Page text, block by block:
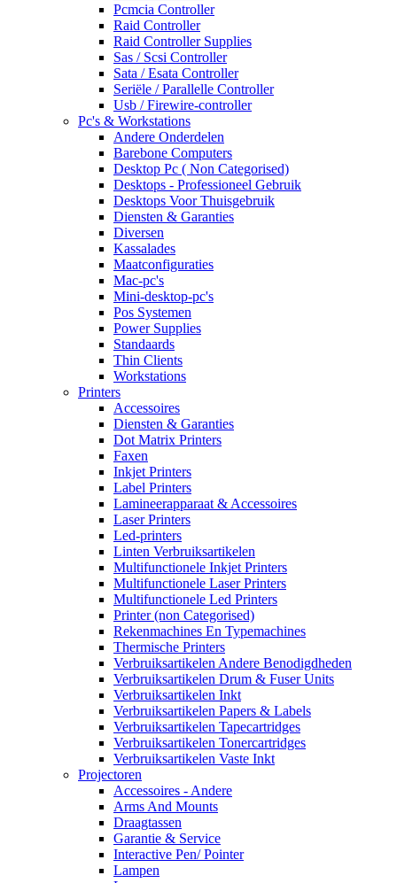
Pcmcia Controller
Raid Controller
Raid Controller Supplies
Sas / Scsi Controller
Sata / Esata Controller
Seriële / Parallelle Controller
Usb / Firewire-controller
Pc's & Workstations
Andere Onderdelen
Barebone Computers
Desktop Pc ( Non Categorised)
Desktops - Professioneel Gebruik
Desktops Voor Thuisgebruik
Diensten & Garanties
Diversen
Kassalades
Maatconfiguraties
Mac-pc's
Mini-desktop-pc's
Pos Systemen
Power Supplies
Standaards
Thin Clients
Workstations
Printers
Accessoires
Diensten & Garanties
Dot Matrix Printers
Faxen
Inkjet Printers
Label Printers
Lamineerapparaat & Accessoires
Laser Printers
Led-printers
Linten Verbruiksartikelen
Multifunctionele Inkjet Printers
Multifunctionele Laser Printers
Multifunctionele Led Printers
Printer (non Categorised)
Rekenmachines En Typemachines
Thermische Printers
Verbruiksartikelen Andere Benodigdheden
Verbruiksartikelen Drum & Fuser Units
Verbruiksartikelen Inkt
Verbruiksartikelen Papers & Labels
Verbruiksartikelen Tapecartridges
Verbruiksartikelen Tonercartridges
Verbruiksartikelen Vaste Inkt
Projectoren
Accessoires - Andere
Arms And Mounts
Draagtassen
Garantie & Service
Interactive Pen/ Pointer
Lampen